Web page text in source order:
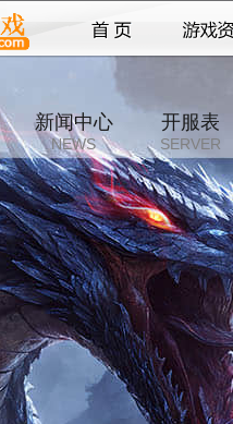
新闻中心
NEWS
开服表
SERVER